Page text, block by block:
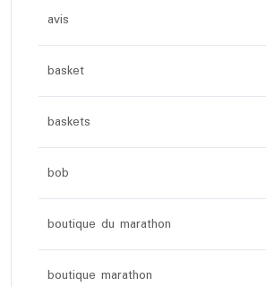
avis
basket
baskets
bob
boutique du marathon
boutique marathon